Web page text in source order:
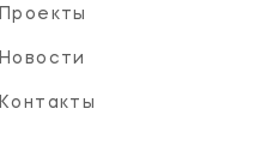
Проекты
Новости
Контакты